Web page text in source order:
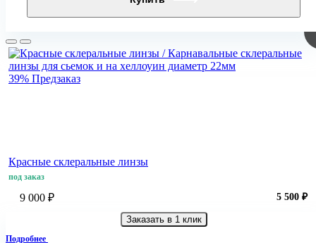
39% Предзаказ
Красные склеральные линзы
под заказ
9 000 ₽ 5 500 ₽
Заказать в 1 клик
Подробнее